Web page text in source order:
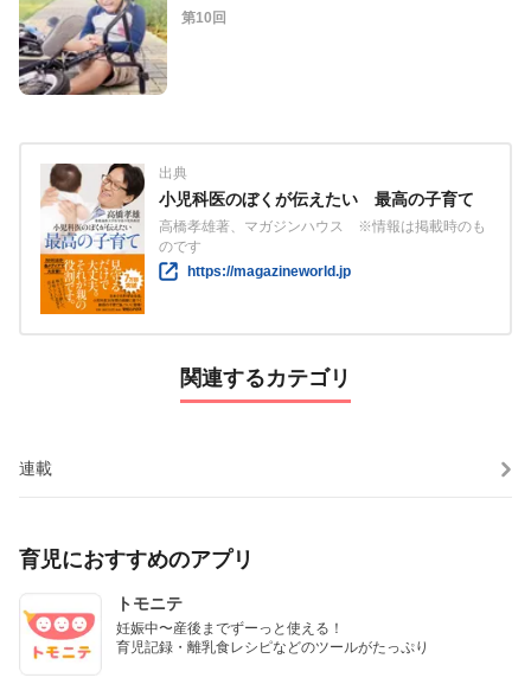
第10回
出典
小児科医のぼくが伝えたい 最高の子育て
高橋孝雄著、マガジンハウス ※情報は掲載時のも
のです
https://magazineworld.jp
関連するカテゴリ
連載
育児におすすめのアプリ
トモニテ
妊娠中〜産後までずーっと使える！
育児記録・離乳食レシピなどのツールがたっぷり